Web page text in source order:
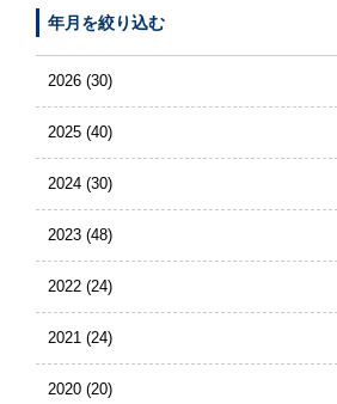
年月を絞り込む
2026 (30)
2025 (40)
2024 (30)
2023 (48)
2022 (24)
2021 (24)
2020 (20)